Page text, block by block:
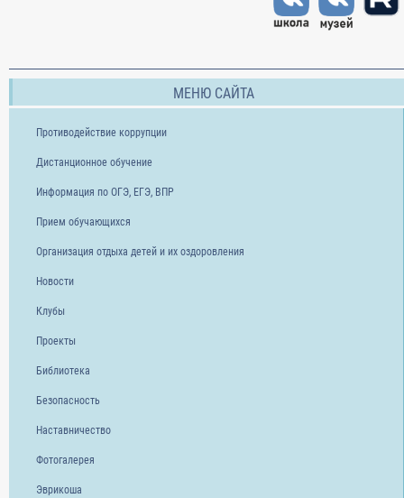
МЕНЮ САЙТА
Противодействие коррупции
Дистанционное обучение
Информация по ОГЭ, ЕГЭ, ВПР
Прием обучающихся
Организация отдыха детей и их оздоровления
Новости
Клубы
Проекты
Библиотека
Безопасность
Наставничество
Фотогалерея
Эврикоша